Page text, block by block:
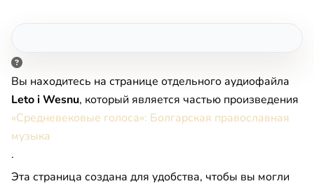
Вы находитесь на странице отдельного аудиофайла
Leto i Wesnu, который является частью произведения
«Средневековые голоса»: Болгарская православная
музыка
.
Эта страница создана для удобства, чтобы вы могли